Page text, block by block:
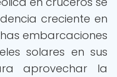
creciente en
embarcaciones
solares en sus
aprovechar la